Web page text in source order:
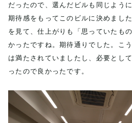
だったので、選んだビルも同じよう
期待感をもってこのビルに決めまし
を見て、仕上がりも「思っていたも
かったですね。期待通りでした。こ
は満たされていましたし、必要とし
ったので良かったです。